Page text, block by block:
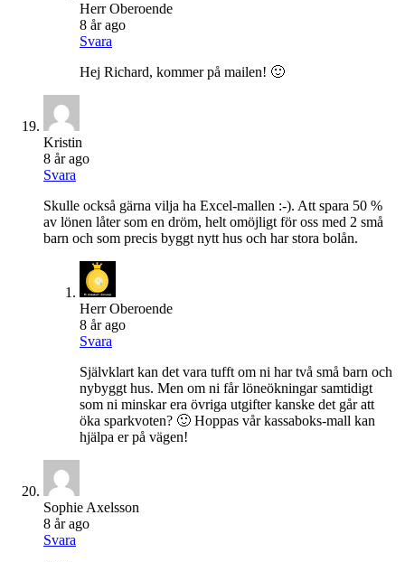
Herr Oberoende
8 år ago
Svara
Hej Richard, kommer på mailen! 🙂
Kristin
8 år ago
Svara
Skulle också gärna vilja ha Excel-mallen :-). Att spara 50 %
av lönen låter som en dröm, helt omöjligt för oss med 2 små
barn och som precis byggt nytt hus och har stora bolån.
Herr Oberoende
8 år ago
Svara
Självklart kan det vara tufft om ni har två små barn och
nybyggt hus. Men om ni får löneökningar samtidigt
som ni minskar era övriga utgifter kanske det går att
öka sparkvoten? 🙂 Hoppas vår kassaboks-mall kan
hjälpa er på vägen!
Sophie Axelsson
8 år ago
Svara